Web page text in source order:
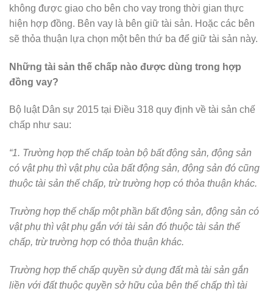
không được giao cho bên cho vay trong thời gian thực
hiện hợp đồng. Bên vay là bên giữ tài sản. Hoặc các bên
sẽ thỏa thuận lựa chọn một bên thứ ba để giữ tài sản này.
Những tài sản thế chấp nào được dùng trong hợp
đồng vay?
Bộ luật Dân sự 2015 tại Điều 318 quy định về tài sản chế
chấp như sau:
“1. Trường hợp thế chấp toàn bộ bất động sản, động sản
có vật phụ thì vật phụ của bất động sản, động sản đó cũng
thuộc tài sản thế chấp, trừ trường hợp có thỏa thuận khác.
Trường hợp thế chấp một phần bất động sản, động sản có
vật phụ thì vật phụ gắn với tài sản đó thuộc tài sản thế
chấp, trừ trường hợp có thỏa thuận khác.
Trường hợp thế chấp quyền sử dụng đất mà tài sản gắn
liền với đất thuộc quyền sở hữu của bên thế chấp thì tài